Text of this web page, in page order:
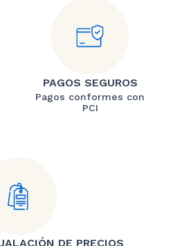
PAGOS SEGUROS
Pagos conformes con
PCI
DE PRECIOS